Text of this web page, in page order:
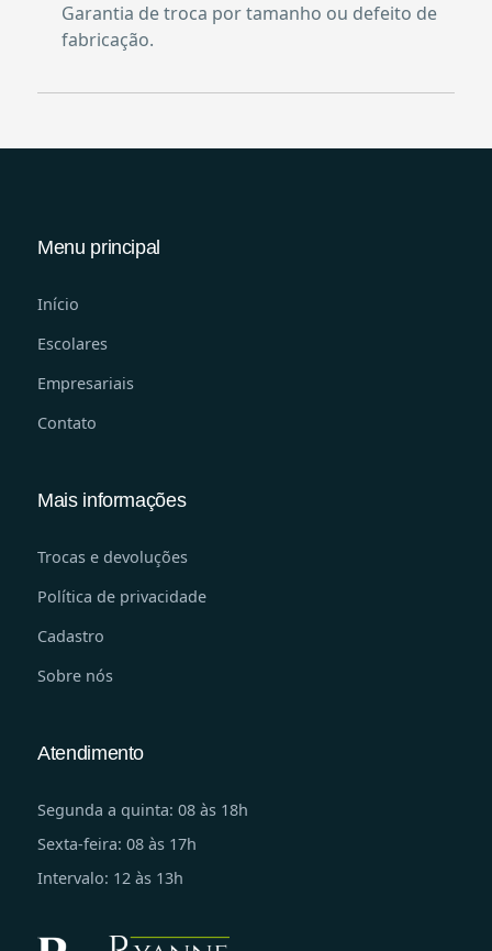
Garantia de troca por tamanho ou defeito de
fabricação.
Menu principal
Início
Escolares
Empresariais
Contato
Mais informações
Trocas e devoluções
Política de privacidade
Cadastro
Sobre nós
Atendimento
Segunda a quinta: 08 às 18h
Sexta-feira: 08 às 17h
Intervalo: 12 às 13h